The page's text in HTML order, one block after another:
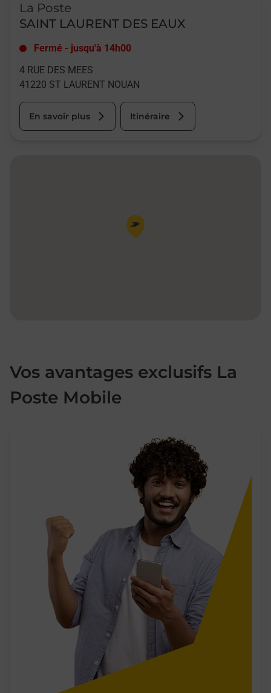
La Poste
SAINT LAURENT DES EAUX
Fermé - jusqu'à 14h00
4 RUE DES MEES
41220 ST LAURENT NOUAN
En savoir plus Itinéraire
Pin de la carte
Vos avantages exclusifs La
Poste Mobile